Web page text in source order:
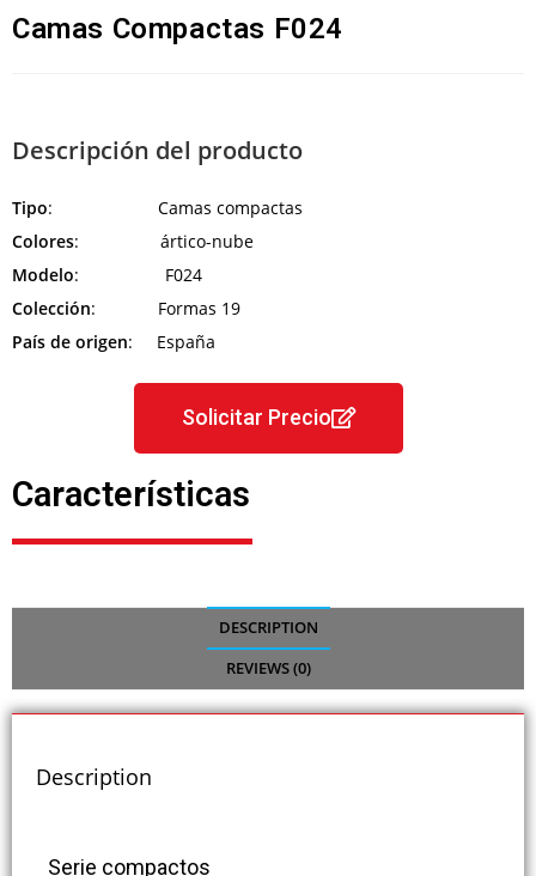
Camas Compactas F024
Descripción del producto
Tipo: Camas compactas
Colores: ártico-nube
Modelo: F024
Colección: Formas 19
País de origen: España
Solicitar Precio
Características
DESCRIPTION
REVIEWS (0)
Description
Serie compactos